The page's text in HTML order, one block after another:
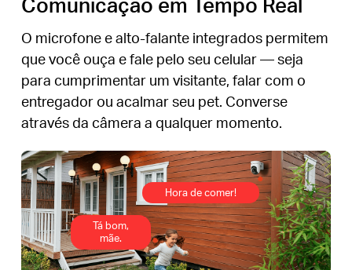
O microfone e alto-falante integrados permitem
que você ouça e fale pelo seu celular — seja
para cumprimentar um visitante, falar com o
entregador ou acalmar seu pet. Converse
através da câmera a qualquer momento.
Hora de comer!
Tá bom,
mãe.